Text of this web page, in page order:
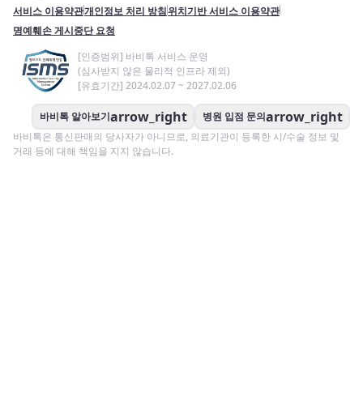
서비스 이용약관개인정보 처리 방침위치기반 서비스 이용약관
명예훼손 게시중단 요청
[인증범위] 바비톡 서비스 운영
(심사받지 않은 물리적 인프라 제외)
[유효기간] 2024.02.07 ~ 2027.02.06
바비톡 알아보기arrow_right 병원 입점 문의arrow_right
바비톡은 통신판매의 당사자가 아니므로, 의료기관이 등록한 시/수술 정보 및
거래 등에 대해 책임을 지지 않습니다.